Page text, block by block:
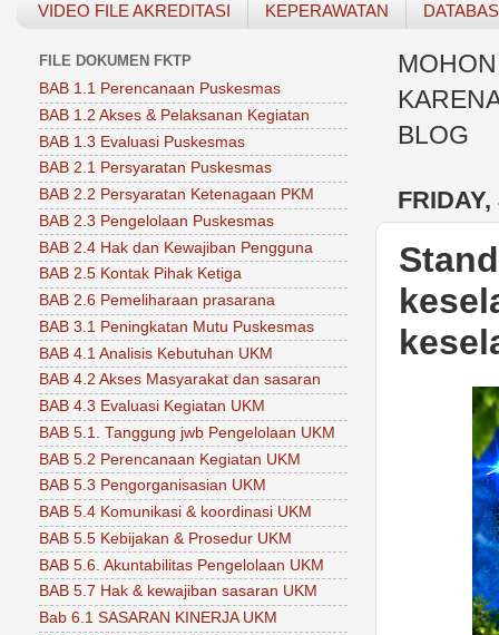
VIDEO FILE AKREDITASI KEPERAWATAN
BLOG
FILE DOKUMEN FKTP
BAB 1.1 Perencanaan Puskesmas
BAB 1.2 Akses & Pelaksanan Kegiatan
BAB 1.3 Evaluasi Puskesmas
BAB 2.1 Persyaratan Puskesmas
BAB 2.2 Persyaratan Ketenagaan PKM
BAB 2.3 Pengelolaan Puskesmas
BAB 2.4 Hak dan Kewajiban Pengguna
BAB 2.5 Kontak Pihak Ketiga
BAB 2.6 Pemeliharaan prasarana
BAB 3.1 Peningkatan Mutu Puskesmas
BAB 4.1 Analisis Kebutuhan UKM
BAB 4.2 Akses Masyarakat dan sasaran
BAB 4.3 Evaluasi Kegiatan UKM
BAB 5.1. Tanggung jwb Pengelolaan UKM
BAB 5.2 Perencanaan Kegiatan UKM
BAB 5.3 Pengorganisasian UKM
BAB 5.4 Komunikasi & koordinasi UKM
BAB 5.5 Kebijakan & Prosedur UKM
BAB 5.6. Akuntabilitas Pengelolaan UKM
BAB 5.7 Hak & kewajiban sasaran UKM
Bab 6.1 SASARAN KINERJA UKM